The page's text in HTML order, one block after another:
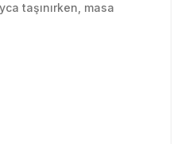
taşınırken, masa